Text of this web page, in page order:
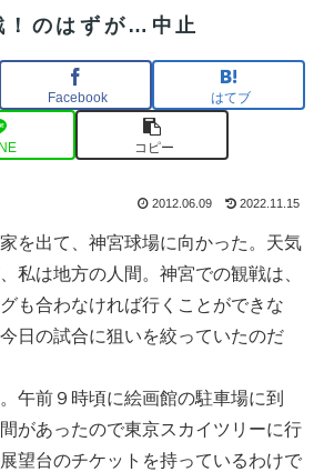
！のはずが…中止
Facebook はてブ
コピー
2012.06.09 2022.11.15
を出て、神宮球場に向かった。天気
私は地方の人間。神宮での観戦は、
も合わなければ行くことができな
日の試合に狙いを絞っていたのだ
午前９時頃に絵画館の駐車場に到
があったので東京スカイツリーに行
望台のチケットを持っているわけで